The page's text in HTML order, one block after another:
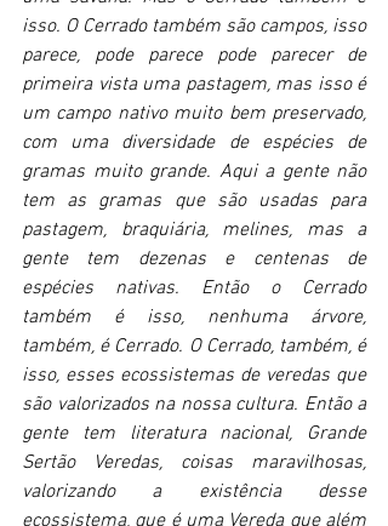
isso. O Cerrado também são campos, isso
parece, pode parece pode parecer de
primeira vista uma pastagem, mas isso é
um campo nativo muito bem preservado,
com uma diversidade de espécies de
gramas muito grande. Aqui a gente não
tem as gramas que são usadas para
pastagem, braquiária, melines, mas a
gente tem dezenas e centenas de
espécies nativas. Então o Cerrado
também é isso, nenhuma árvore,
também, é Cerrado. O Cerrado, também, é
isso, esses ecossistemas de veredas que
são valorizados na nossa cultura. Então a
gente tem literatura nacional, Grande
Sertão Veredas, coisas maravilhosas,
valorizando a existência desse
ecossistema, que é uma Vereda que além